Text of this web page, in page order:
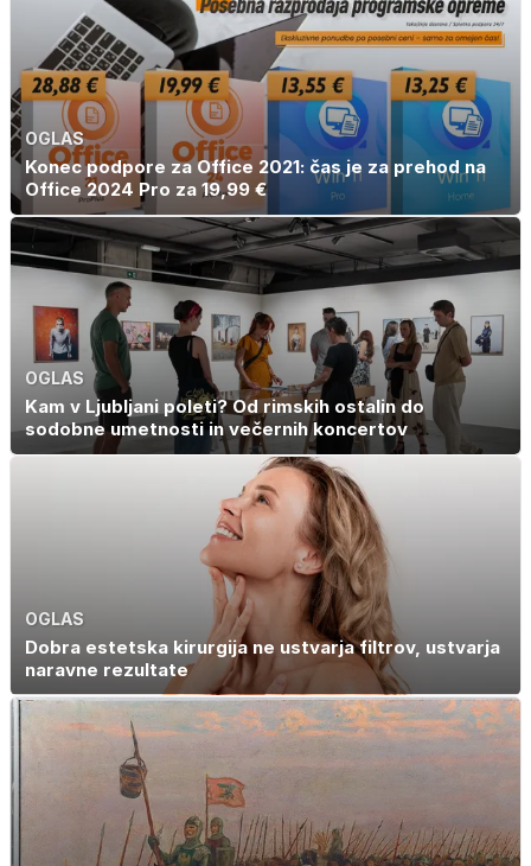
OGLAS
Konec podpore za Office 2021: čas je za prehod na
Office 2024 Pro za 19,99 €
OGLAS
Kam v Ljubljani poleti? Od rimskih ostalin do
sodobne umetnosti in večernih koncertov
OGLAS
Dobra estetska kirurgija ne ustvarja filtrov, ustvarja
naravne rezultate